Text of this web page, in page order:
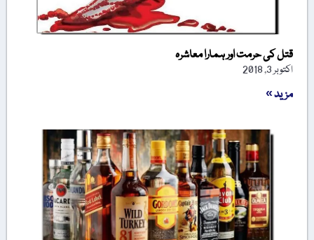
قتل کی حرمت اور ہمارا معاشرہ
اکتوبر 3, 2018
مزید »